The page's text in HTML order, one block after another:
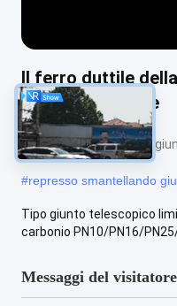
Il ferro duttile
della guarnizione
Tubo che smantella
#represso smantellando
Tipo giunto telescopico
carbonio PN10/PN16/
Messaggi del visitatore